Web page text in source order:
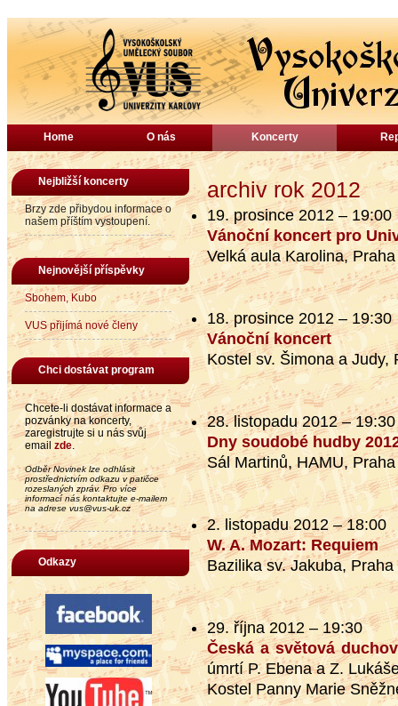
Home O nás Koncerty
Nejbližší koncerty
Brzy zde přibydou informace o
našem příštím vystoupení.
Nejnovější příspěvky
Sbohem, Kubo
VUS přijímá nové členy
Chci dostávat program
Chcete-li dostávat informace a
pozvánky na koncerty,
zaregistrujte si u nás svůj
email zde.
Odběr Novinek lze odhlásit
prostřednictvím odkazu v patičce
rozeslaných zpráv. Pro více
informací nás kontaktujte e-mailem
na adrese vus@vus-uk.cz
Odkazy
archiv rok 2012
19. prosince 2012 – 19:00
Vánoční koncert pro
Velká aula Karolina,
18. prosince 2012 – 19:30
Vánoční koncert
Kostel sv. Šimona a Judy,
28. listopadu 2012 – 19:30
Dny soudobé hudby
Sál Martinů, HAMU,
2. listopadu 2012 – 18:00
W. A. Mozart: Requiem
Bazilika sv. Jakuba, Praha
29. října 2012 – 19:30
Česká a světová
úmrtí P. Ebena a Z.
Kostel Panny Marie